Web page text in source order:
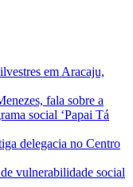
em Aracaju,
fala sobre a
social ‘Papai Tá
delegacia no Centro
vulnerabilidade social